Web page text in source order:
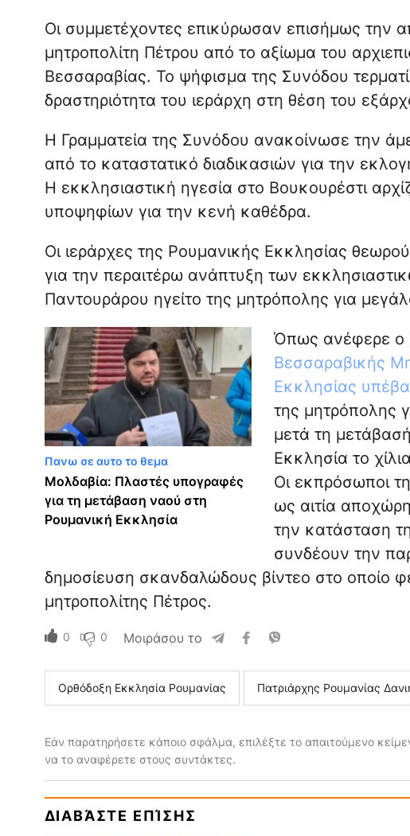
Οι συμμετέχοντες επικύρωσαν επισήμως την
μητροπολίτη Πέτρου από το αξίωμα του
Βεσσαραβίας. Το ψήφισμα της Συνόδου
δραστηριότητα του ιεράρχη στη θέση του
Η Γραμματεία της Συνόδου ανακοίνωσε την
από το καταστατικό διαδικασιών για την
Η εκκλησιαστική ηγεσία στο Βουκουρέστι
υποψηφίων για την κενή καθέδρα.
Οι ιεράρχες της Ρουμανικής Εκκλησίας
για την περαιτέρω ανάπτυξη των
Παντουράρου ηγείτο της μητρόπολης για
Πανω σε αυτο το θεμα
Μολδαβία: Πλαστές υπογραφές
για τη μετάβαση ναού στη
Ρουμανική Εκκλησία
Όπως ανέφερε ο
Βεσσαραβικής
Εκκλησίας
της μητρόπολης
μετά τη
Εκκλησία το
Οι εκπρόσωποι
ως αιτία
την κατάσταση
συνδέουν την
δημοσίευση σκανδαλώδους βίντεο στο οποίο
μητροπολίτης Πέτρος.
0 0 Μοιράσου το
Ορθόδοξη Εκκλησία Ρουμανίας Πατριάρχης Ρουμανίας
Εάν παρατηρήσετε κάποιο σφάλμα, επιλέξτε το απαιτούμενο
να το αναφέρετε στους συντάκτες.
ΔΙΑΒΆΣΤΕ ΕΠΊΣΗΣ